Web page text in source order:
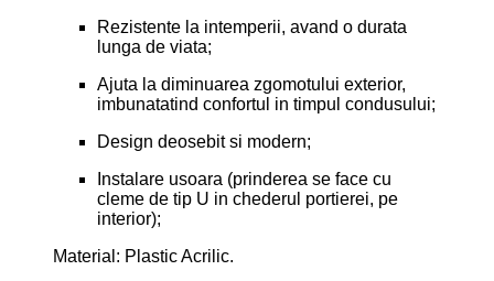
Rezistente la intemperii, avand o durata
lunga de viata;
Ajuta la diminuarea zgomotului exterior,
imbunatatind confortul in timpul condusului;
Design deosebit si modern;
Instalare usoara (prinderea se face cu
cleme de tip U in chederul portierei, pe
interior);
Material: Plastic Acrilic.